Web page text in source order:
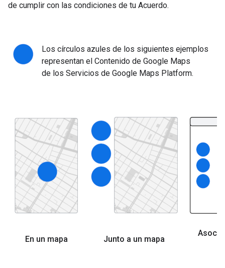
de cumplir con las condiciones de tu Acuerdo.
Los círculos azules de los siguientes ejemplos
representan el Contenido de Google Maps
de los Servicios de Google Maps Platform.
En un mapa Junto a un mapa